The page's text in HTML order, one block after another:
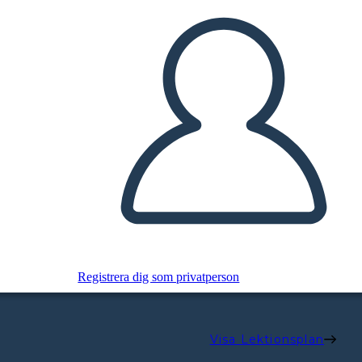
Registrera dig som privatperson
Visa Lektionsplan